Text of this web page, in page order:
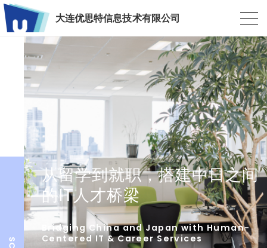
大连优思特信息技术有限公司
从留学到就职，搭建中日之间
的IT人才桥梁
Bridging China and Japan with Human-
Centered IT & Career Services